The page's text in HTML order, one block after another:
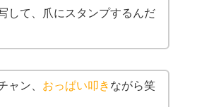
して、爪にスタンプするんだ
ャン、 おっぱい叩き ながら笑